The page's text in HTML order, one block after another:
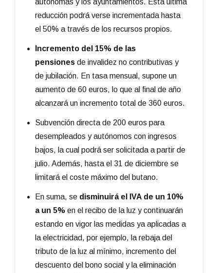
reducción podrá verse incrementada hasta
el 50% a través de los recursos propios.
Incremento del 15% de las
pensionesde invalidez no contributivas y
de jubilación. En tasa mensual, supone un
aumento de 60 euros, lo que al final de año
alcanzará un incremento total de 360 euros.
Subvención directa de 200 euros para
desempleados y autónomos con ingresos
bajos, la cual podrá ser solicitada a partir de
julio. Además, hasta el 31 de diciembre se
limitará el coste máximo del butano.
En suma, sedisminuirá el IVA de un 10%
a un 5%en el recibo de la luz y continuarán
estando en vigor las medidas ya aplicadas a
la electricidad, por ejemplo, la rebaja del
tributo de la luz al mínimo, incremento del
descuento del bono social y la eliminación